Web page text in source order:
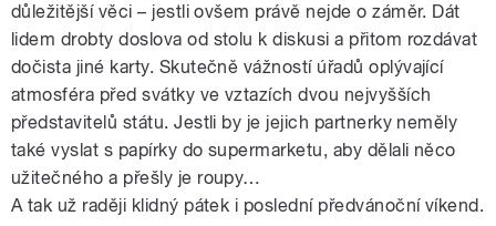
důležitější věci – jestli ovšem právě nejde o záměr. Dát
lidem drobty doslova od stolu k diskusi a přitom rozdávat
dočista jiné karty. Skutečně vážností úřadů oplývající
atmosféra před svátky ve vztazích dvou nejvyšších
představitelů státu. Jestli by je jejich partnerky neměly
také vyslat s papírky do supermarketu, aby dělali něco
užitečného a přešly je roupy…
A tak už raději klidný pátek i poslední předvánoční víkend.